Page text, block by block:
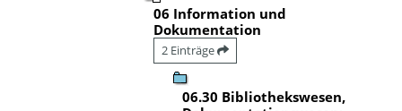
06 Information und
Dokumentation
2 Einträge
06.30 Bibliothekswesen,